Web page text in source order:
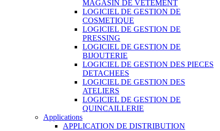
MAGASIN DE VETEMENT
LOGICIEL DE GESTION DE
COSMETIQUE
LOGICIEL DE GESTION DE
PRESSING
LOGICIEL DE GESTION DE
BIJOUTERIE
LOGICIEL DE GESTION DES PIECES
DETACHEES
LOGICIEL DE GESTION DES
ATELIERS
LOGICIEL DE GESTION DE
QUINCAILLERIE
Applications
APPLICATION DE DISTRIBUTION